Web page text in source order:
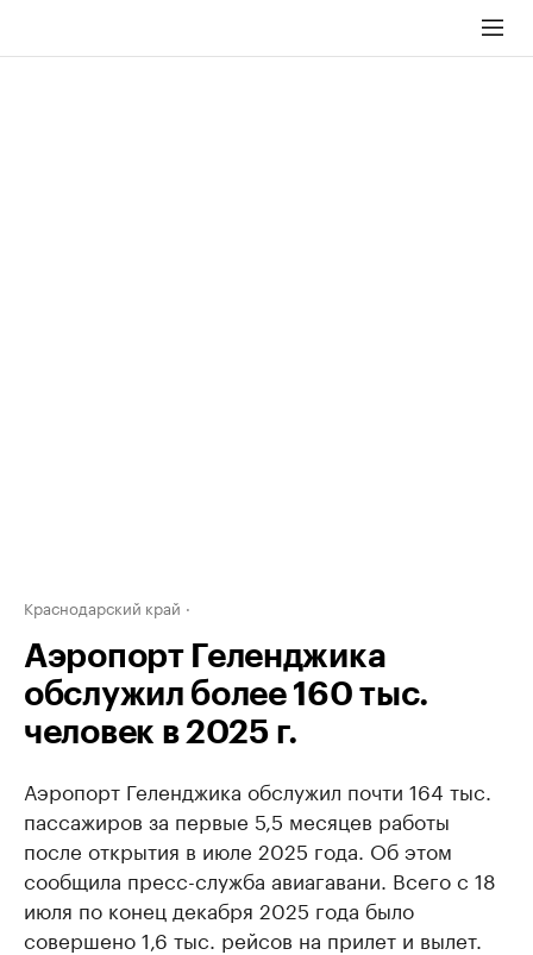
Краснодарский край
Аэропорт Геленджика
обслужил более 160 тыс.
человек в 2025 г.
Аэропорт Геленджика обслужил почти 164 тыс.
пассажиров за первые 5,5 месяцев работы
после открытия в июле 2025 года. Об этом
сообщила пресс-служба авиагавани. Всего с 18
июля по конец декабря 2025 года было
совершено 1,6 тыс. рейсов на прилет и вылет.